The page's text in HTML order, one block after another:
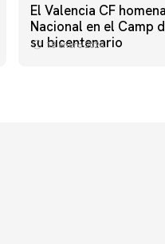
El Valencia CF
Nacional en el Camp
su bicentenario
18 enero 2024